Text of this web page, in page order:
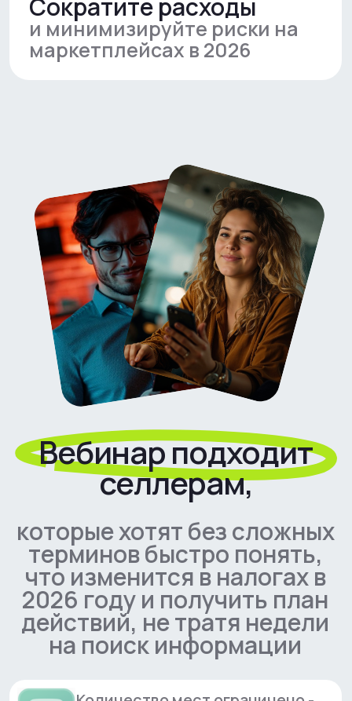
Количество мест ограничено -
регистрация закроется при
достижении лимита
на поиск информации
Вебинар подходит
селлерам,
28 окт19:00 мск
Вместе со спикером
разберём:
Что оплачивать
обязательно
а где можно оптимизировать
расходы
Какие изменения
в налогах
Какие изменения в налогах
ждут селлеров в 2026 году и
как они повлияют на бизнес